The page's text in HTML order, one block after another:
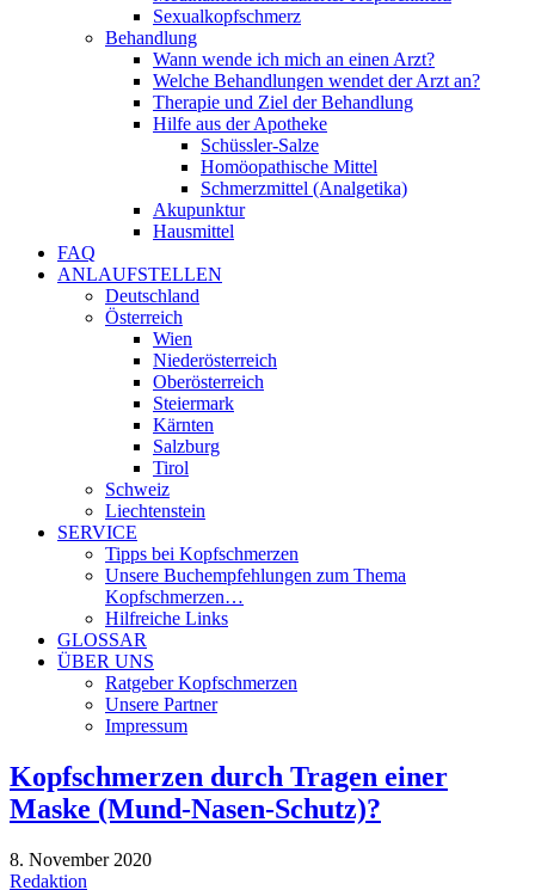
Sexualkopfschmerz
Behandlung
Wann wende ich mich an einen Arzt?
Welche Behandlungen wendet der Arzt an?
Therapie und Ziel der Behandlung
Hilfe aus der Apotheke
Schüssler-Salze
Homöopathische Mittel
Schmerzmittel (Analgetika)
Akupunktur
Hausmittel
FAQ
ANLAUFSTELLEN
Deutschland
Österreich
Wien
Niederösterreich
Oberösterreich
Steiermark
Kärnten
Salzburg
Tirol
Schweiz
Liechtenstein
SERVICE
Tipps bei Kopfschmerzen
Unsere Buchempfehlungen zum Thema
Kopfschmerzen…
Hilfreiche Links
GLOSSAR
ÜBER UNS
Ratgeber Kopfschmerzen
Unsere Partner
Impressum
Kopfschmerzen durch Tragen einer
Maske (Mund-Nasen-Schutz)?
8. November 2020
Redaktion